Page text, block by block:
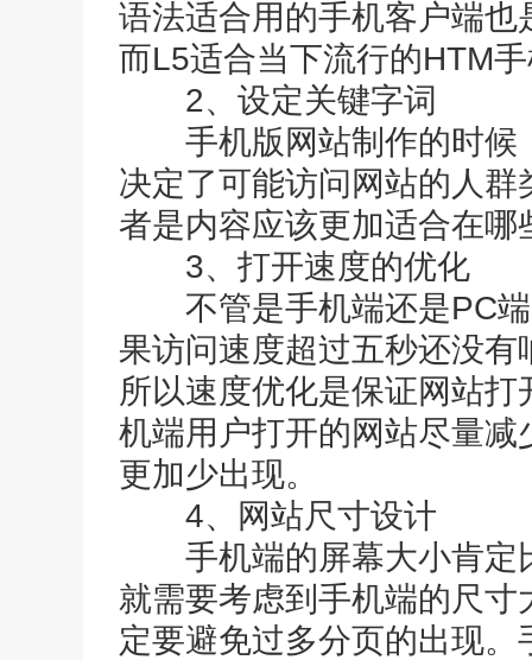
语法适合用的手机客户端
而L5适合当下流行的HTM
2、设定关键字词
手机版网站制作的时候
决定了可能访问网站的人
者是内容应该更加适合在哪
3、打开速度的优化
不管是手机端还是PC端
果访问速度超过五秒还没
所以速度优化是保证网站
机端用户打开的网站尽量
更加少出现。
4、网站尺寸设计
手机端的屏幕大小肯定
就需要考虑到手机端的尺
定要避免过多分页的出现